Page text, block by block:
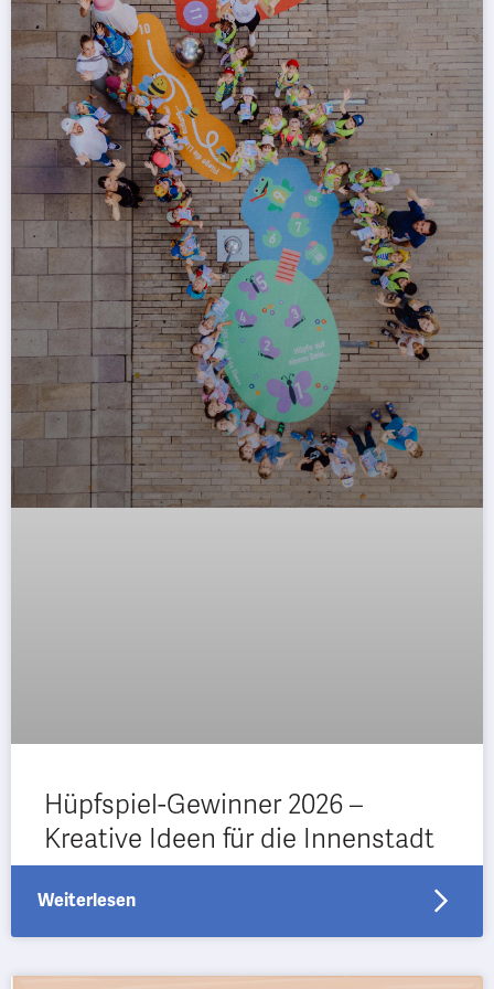
pflanzt ihr nicht einfach mehr Bäume? In
der Porschestraße ist doch viel Platz! Gute
Frage! Wie so häufig ist die Antwort nicht
ganz einfach. Aber genau das ist das Ziel
des Projektes „Nutzungshandbuch
Porschestraße“. Im Rahmen der
Erarbeitung sollen Potenzialflächen
identifiziert werden an denen man künftig
mehr Bäume, mehr Sitzgelegenheiten oder
einen Spielplatz bauen könnte. Doch im
Boden unter der Porschestraße liegen
zahlreiche Leitungen, so dass Bauarbeiten
nicht überall möglich sind. Auch oben ist
viel mehr los als man sieht. Die
Feuerwehr…
Hüpfspiel-Gewinner 2026 –
Kreative Ideen für die Innenstadt